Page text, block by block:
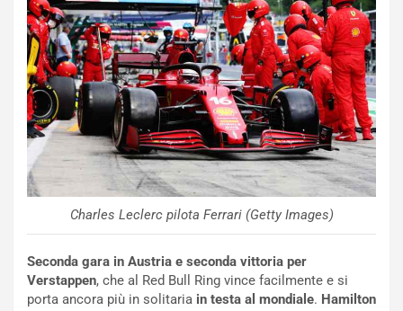
Charles Leclerc pilota Ferrari (Getty Images)
Seconda gara in Austria e seconda vittoria per
Verstappen, che al Red Bull Ring vince facilmente e si
porta ancora più in solitaria in testa al mondiale. Hamilton
a
b
s
c
u
n
u
o
v
o
NOTIZIE
C
o
n